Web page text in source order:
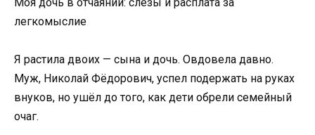
легкомыслие
Я растила двоих — сына и дочь. Овдовела давно.
Муж, Николай Фёдорович, успел подержать на руках
внуков, но ушёл до того, как дети обрели семейный
очаг.